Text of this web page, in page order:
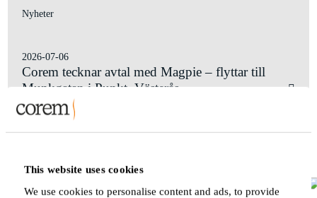
This website uses cookies
We use cookies to personalise content and ads, to provide
Nyheter
2026-07-06
Corem tecknar avtal med Magpie – flyttar till
Munkgatan i Punkt, Västerås